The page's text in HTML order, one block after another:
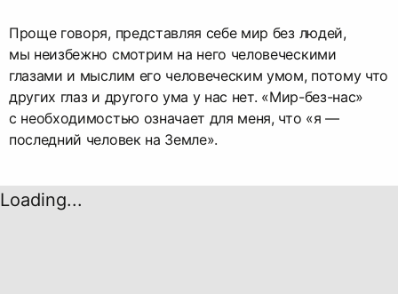
Проще говоря, представляя себе мир без людей,
мы неизбежно смотрим на него человеческими
глазами и мыслим его человеческим умом, потому что
других глаз и другого ума у нас нет. «Мир-без-нас»
с необходимостью означает для меня, что «я —
последний человек на Земле».
Loading...